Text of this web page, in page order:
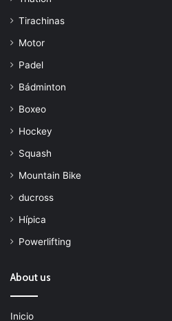
Tirachinas
Motor
Padel
Bádminton
Boxeo
Hockey
Squash
Mountain Bike
ducross
Hípica
Powerlifting
About us
Inicio